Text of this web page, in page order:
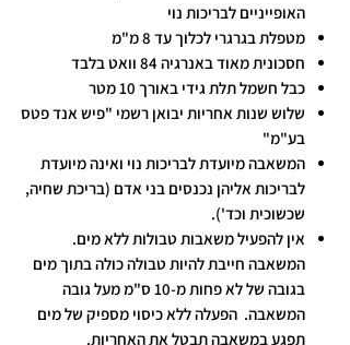
האופייניים לבריכות נוי
מטפלת בגרגרי לכלוך עד 8 מ"מ
חסכונית מאוד באנרגיה 84 וואט בלבד
כבל חשמל תלת גידי באורך 10 מטר
שלוש שנות אחריות יבואן רשמי "פיש אנד פטס
בע"מ"
המשאבה מיועדת לבריכות נוי ואינה מיועדת
לבריכות אליהן נכנסים בני אדם (בריכת שחיה,
שכשוכית וכד').
אין להפעיל משאבות טבולות ללא מים.
המשאבה חייבת להיות טבולה כולה בתוך מים
בגובה של לא פחות מ-10 ס"מ מעל גובה
המשאבה. הפעלה ללא כיסוי מספיק של מים
תפגע במשאבה תבטל את האחריות.